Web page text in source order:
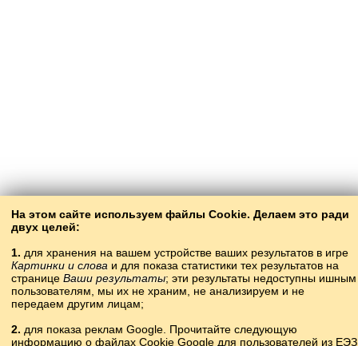
На этом сайте используем файлы Cookie. Делаем это ради
двух целей:
1. для хранения на вашем устройстве ваших результатов в игре
Картинки и слова и для показа статистики тех результатов на
странице Ваши результаты; эти результаты недоступны ишным
пользователям, мы их не храним, не анализируем и не
передаем другим лицам;
2. для показа реклам Google. Прочитайте следующую
информацию о файлах Cookie Google для пользователей из ЕЭЗ